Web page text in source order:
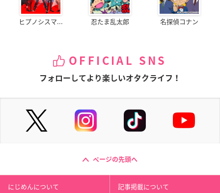
ヒプノシスマ... 忍たま乱太郎 名探偵コナン
OFFICIAL SNS
フォローしてより楽しいオタクライフ！
ページの先頭へ
にじめんについて 記事掲載について